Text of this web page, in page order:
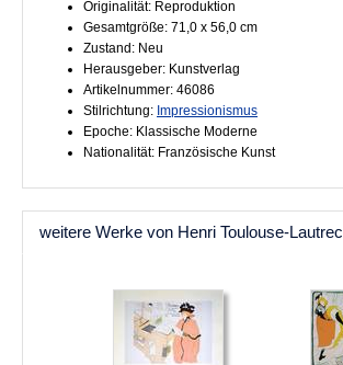
Originalität: Reproduktion
Gesamtgröße: 71,0 x 56,0 cm
Zustand: Neu
Herausgeber: Kunstverlag
Artikelnummer: 46086
Stilrichtung: Impressionismus
Epoche: Klassische Moderne
Nationalität: Französische Kunst
weitere Werke von Henri Toulouse-Lautrec